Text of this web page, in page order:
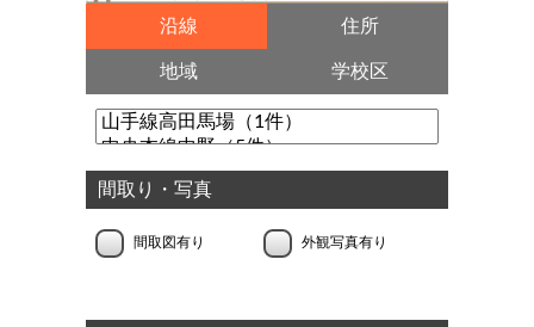
沿線 住所
地域 学校区
間取り・写真
間取図有り 外観写真有り